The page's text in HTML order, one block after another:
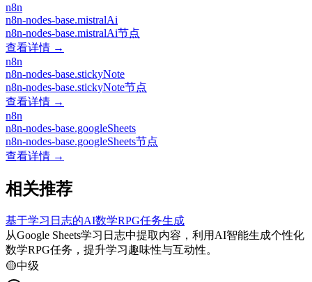
n8n
n8n-nodes-base.mistralAi
n8n-nodes-base.mistralAi节点
查看详情 →
n8n
n8n-nodes-base.stickyNote
n8n-nodes-base.stickyNote节点
查看详情 →
n8n
n8n-nodes-base.googleSheets
n8n-nodes-base.googleSheets节点
查看详情 →
相关推荐
基于学习日志的AI数学RPG任务生成
从Google Sheets学习日志中提取内容，利用AI智能生成个性化
数学RPG任务，提升学习趣味性与互动性。
🟡中级